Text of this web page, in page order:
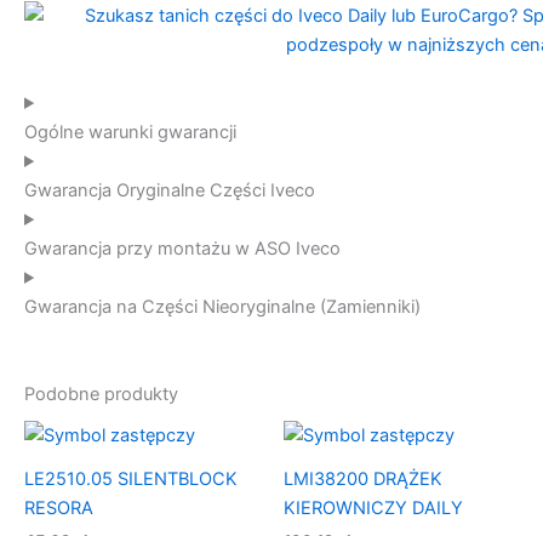
Ogólne warunki gwarancji
Gwarancja Oryginalne Części Iveco
Gwarancja przy montażu w ASO Iveco
Gwarancja na Części Nieoryginalne (Zamienniki)
Podobne produkty
LE2510.05 SILENTBLOCK
RESORA
LMI38200 DRĄŻEK
KIEROWNICZY DAILY